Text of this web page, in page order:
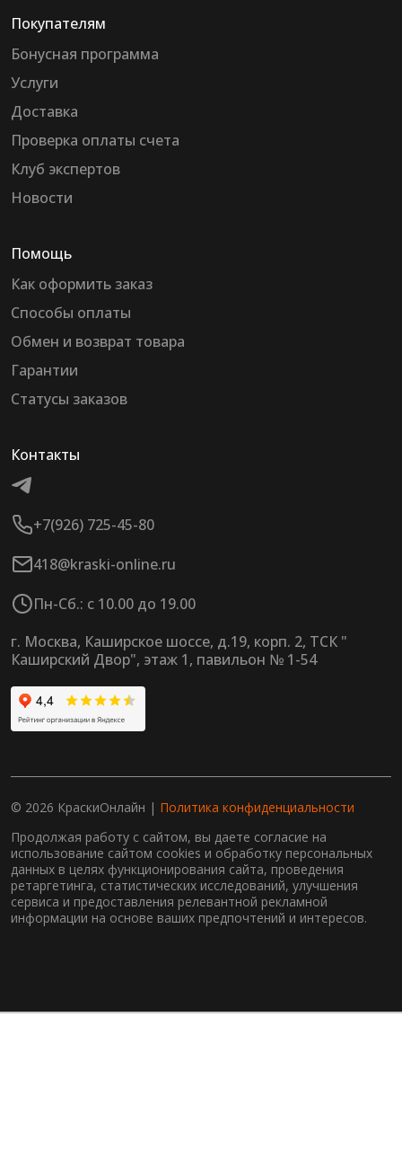
Покупателям
Бонусная программа
Услуги
Доставка
Проверка оплаты счета
Клуб экспертов
Новости
Помощь
Как оформить заказ
Способы оплаты
Обмен и возврат товара
Гарантии
Статусы заказов
Контакты
+7(926) 725-45-80
418@kraski-online.ru
Пн-Сб.: с 10.00 до 19.00
г. Москва, Каширское шоссе, д.19, корп. 2, ТСК "
Каширский Двор", этаж 1, павильон № 1-54
© 2026 КраскиОнлайн | Политика конфиденциальности
Продолжая работу с сайтом, вы даете согласие на
использование сайтом cookies и обработку персональных
данных в целях функционирования сайта, проведения
ретаргетинга, статистических исследований, улучшения
сервиса и предоставления релевантной рекламной
информации на основе ваших предпочтений и интересов.